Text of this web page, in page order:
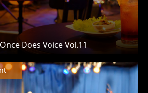
Does Voice Vol.11